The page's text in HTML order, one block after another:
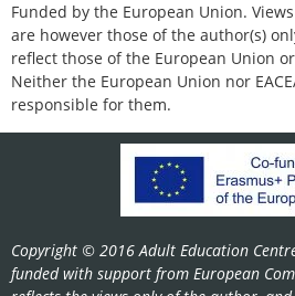
Funded by the European Union.
are however those of the author(s)
reflect those of the European Union or
Neither the European Union nor
responsible for them.
Copyright © 2016 Adult Education
funded with support from European